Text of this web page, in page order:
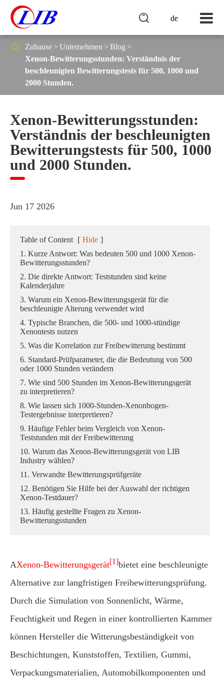
de

 Zuhause Unternehmen
Blog
Xenon-Bewitterungsstunden: Verständnis der
beschleunigten Bewitterungstests für 500, 1000 und
2000 Stunden.
Xenon-Bewitterungsstunden:
Verständnis der beschleunigten
Bewitterungstests für 500, 1000
und 2000 Stunden.
Jun 17 2026
Table of Content [ Hide ]
1. Kurze Antwort: Was bedeuten 500 und 1000 Xenon-
Bewitterungsstunden?
2. Die direkte Antwort: Teststunden sind keine
Kalenderjahre
3. Warum ein Xenon-Bewitterungsgerät für die
beschleunigte Alterung verwendet wird
4. Typische Branchen, die 500- und 1000-stündige
Xenontests nutzen
5. Was die Korrelation zur Freibewitterung bestimmt
6. Standard-Prüfparameter, die die Bedeutung von 500
oder 1000 Stunden verändern
7. Wie sind 500 Stunden im Xenon-Bewitterungsgerät
zu interpretieren?
8. Wie lassen sich 1000-Stunden-Xenonbogen-
Testergebnisse interpretieren?
9. Häufige Fehler beim Vergleich von Xenon-
Teststunden mit der Freibewitterung
10. Warum das Xenon-Bewitterungsgerät von LIB
Industry wählen?
11. Verwandte Bewitterungsprüfgeräte
12. Benötigen Sie Hilfe bei der Auswahl der richtigen
Xenon-Testdauer?
13. Häufig gestellte Fragen zu Xenon-
Bewitterungsstunden
AXenon-Bewitterungsgerät[1]bietet eine beschleunigte
Alternative zur langfristigen Freibewitterungsprüfung.
Durch die Simulation von Sonnenlicht, Wärme,
Feuchtigkeit und Regen in einer kontrollierten Kammer
können Hersteller die Witterungsbeständigkeit von
Beschichtungen, Kunststoffen, Textilien, Gummi,
Verpackungsmaterialien, Automobilkomponenten und